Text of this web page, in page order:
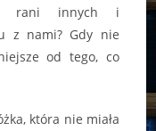
rani innych i
z nami? Gdy nie
od tego, co
która nie miała